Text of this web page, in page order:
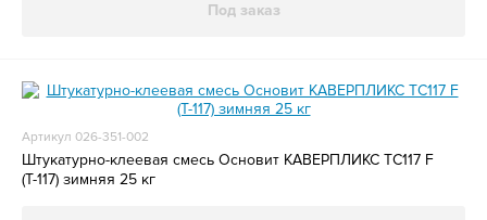
Под заказ
Артикул 026-351-002
Штукатурно-клеевая смесь Основит КАВЕРПЛИКС TC117 F
(Т-117) зимняя 25 кг